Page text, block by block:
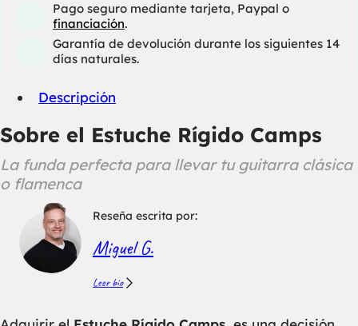
Pago seguro mediante tarjeta, Paypal o
financiación.
Garantía de devolución durante los siguientes 14
días naturales.
Descripción
Sobre el Estuche Rígido Camps
La funda perfecta para llevar tu guitarra clásica
o flamenca
Reseña escrita por:
Miguel G.
Leer bio